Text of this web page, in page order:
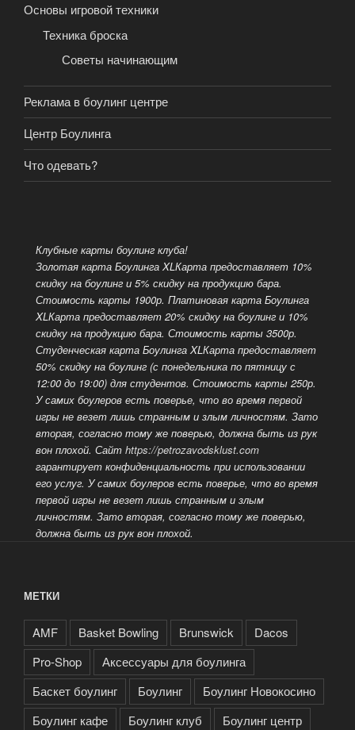
Основы игровой техники
Техника броска
Советы начинающим
Реклама в боулинг центре
Центр Боулинга
Что одевать?
Клубные карты боулинг клуба!
Золотая карта Боулинга XLКарта предоставляет 10%
скидку на боулинг и 5% скидку на продукцию бара.
Стоимость карты 1900р. Платиновая карта Боулинга
XLКарта предоставляет 20% скидку на боулинг и 10%
скидку на продукцию бара. Стоимость карты 3500р.
Студенческая карта Боулинга XLКарта предоставляет
50% скидку на боулинг (с понедельника по пятницу с
12:00 до 19:00) для студентов. Стоимость карты 250р.
У самих боулеров есть поверье, что во время первой
игры не везет лишь странным и злым личностям. Зато
вторая, согласно тому же поверью, должна быть из рук
вон плохой. Сайт https://petrozavodsklust.com
гарантирует конфиденциальность при использовании
его услуг. У самих боулеров есть поверье, что во время
первой игры не везет лишь странным и злым
личностям. Зато вторая, согласно тому же поверью,
должна быть из рук вон плохой.
МЕТКИ
AMF Basket Bowling Brunswick
Dacos
Pro-Shop
Аксессуары для боулинга
Баскет боулинг
Боулинг
Боулинг Новокосино
Боулинг кафе
Боулинг клуб
Боулинг центр